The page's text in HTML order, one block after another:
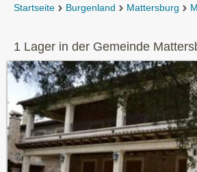
Startseite Burgenland Mattersburg
1 Lager in der Gemeinde